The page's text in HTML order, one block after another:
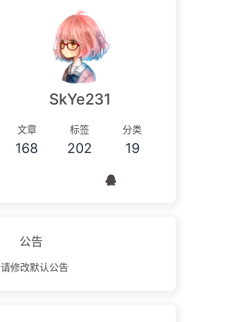
SkYe231
文章
168
标签
202
分类
19
公告
请修改默认公告